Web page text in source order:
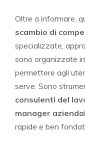
Oltre a informare,
scambio di
specializzate,
sono organizzate
permettere agli
serve. Sono
consulenti del
manager
rapide e ben